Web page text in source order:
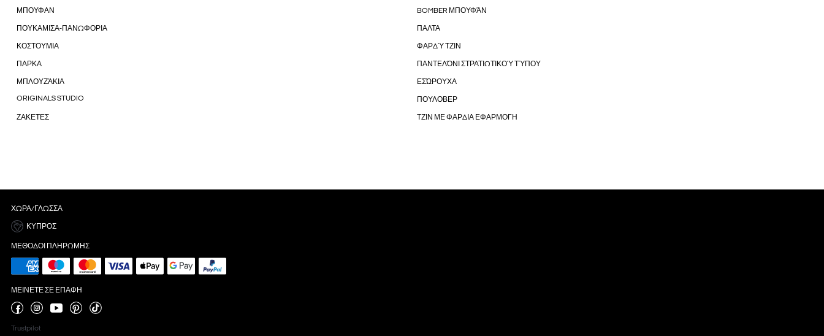
ΜΠΟΥΦΑΝ BOMBER ΜΠΟΥΦΆΝ
ΠΟΥΚΑΜΙΣΑ-ΠΑΝΩΦΟΡΙΑ ΠΑΛΤΑ
ΚΟΣΤΟΥΜΙΑ ΦΑΡΔΎ ΤΖΙΝ
ΠΑΡΚΑ ΠΑΝΤΕΛΌΝΙ ΣΤΡΑΤΙΩΤΙΚΟΎ ΤΎΠΟΥ
ΜΠΛΟΥΖΆΚΙΑ ΕΣΏΡΟΥΧΑ
ORIGINALS STUDIO ΠΟΥΛΟΒΕΡ
ΖΑΚΕΤΕΣ ΤΖΙΝ ΜΕ ΦΑΡΔΙΑ ΕΦΑΡΜΟΓΗ
ΧΏΡΑ/ΓΛΏΣΣΑ
ΚΎΠΡΟΣ
ΜΈΘΟΔΟΙ ΠΛΗΡΩΜΉΣ
ΜΕΊΝΕΤΕ ΣΕ ΕΠΑΦΉ
Trustpilot